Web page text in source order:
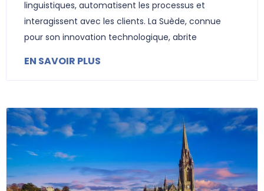
linguistiques, automatisent les processus et
interagissent avec les clients. La Suède, connue
pour son innovation technologique, abrite
EN SAVOIR PLUS